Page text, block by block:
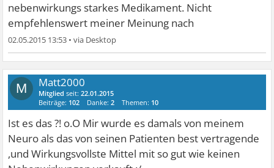
nebenwirkungs starkes Medikament. Nicht
empfehlenswert meiner Meinung nach
02.05.2015 13:53 •
M Matt2000
Mitglied seit:22.01.2015
Beiträge: 102 Danke:2 Themen: 10
Ist es das ?! o.O Mir wurde es damals von meinem
Neuro als das von seinen Patienten best vertragende
,und Wirkungsvollste Mittel mit so gut wie keinen